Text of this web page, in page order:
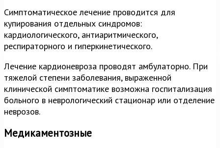
Симптоматическое лечение проводится для
купирования отдельных синдромов:
кардиологического, антиаритмического,
респираторного и гиперкинетического.
Лечение кардионевроза проводят амбулаторно. При
тяжелой степени заболевания, выраженной
клинической симптоматике возможна госпитализация
больного в неврологический стационар или отделение
неврозов.
Медикаментозные